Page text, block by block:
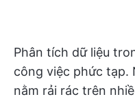
Phân tích dữ liệu
công việc phức tạp.
nằm rải rác trên